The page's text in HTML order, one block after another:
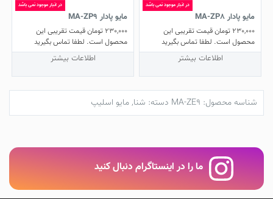
در انبار موجود نمی باشد
مایو پادار MA-ZP8
230,000 تومانقیمت تقریبی این
محصول است. لطفا تماس بگیرید
اطلاعات بیشتر
در انبار موجود نمی باشد
مایو پادار MA-ZP9
230,000 تومانقیمت تقریبی این
محصول است. لطفا تماس بگیرید
اطلاعات بیشتر
شناسه محصول: MA-ZE9 دسته: شنا,مایو اسلیپ
ما را در اینستاگرام دنبال کنید